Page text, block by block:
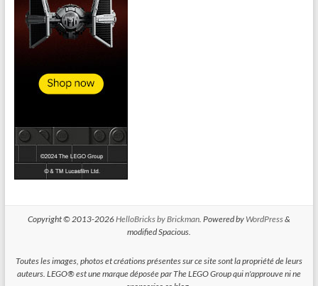
Copyright © 2013-2026HelloBricks by Brickman. Powered by WordPress&
modified Spacious.
Toutes les images, photos et créations présentes sur ce site sont la propriété de leurs
auteurs. LEGO® est une marque déposée par The LEGO Group qui n'approuve ni ne